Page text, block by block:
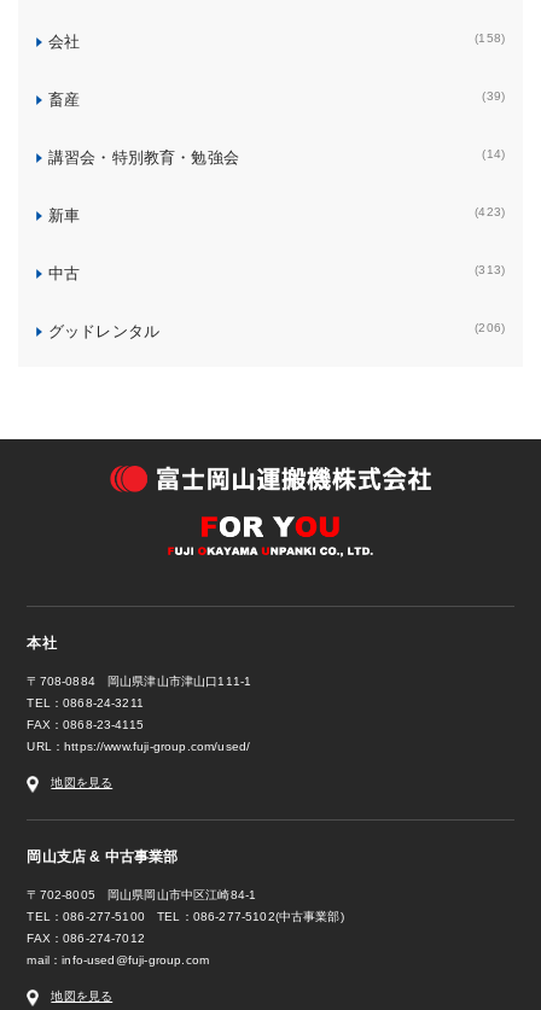
会社 (158)
畜産 (39)
講習会・特別教育・勉強会 (14)
新車 (423)
中古 (313)
グッドレンタル (206)
本社
〒708-0884 岡山県津山市津山口111-1
TEL：0868-24-3211
FAX：0868-23-4115
URL： https://www.fuji-group.com/used/
地図を見る
岡山支店 & 中古事業部
〒702-8005 岡山県岡山市中区江崎84-1
TEL：086-277-5100 TEL：086-277-5102(中古事業部)
FAX：086-274-7012
mail：info-used@fuji-group.com
地図を見る